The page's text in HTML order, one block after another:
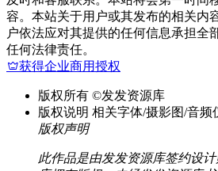
容。本站关于用户或其发布的相关内
户依法应对其提供的任何信息承担全
任何法律责任。
获得企业商用授权
版权所有 ©发发资源库
版权说明 相关字体/摄影图/音频
版权声明
此作品是由发发资源库签约设